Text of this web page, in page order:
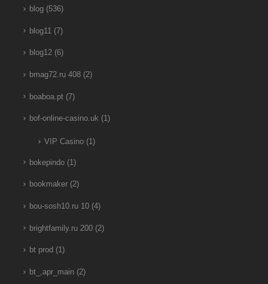
blog(536)
blog11 (7)
blog12(6)
bmag72.ru 408(2)
boaboa.pt(7)
bof-online-casino.uk (1)
VIP Casino(1)
bokepindo(1)
bookmaker(2)
bou-sosh10.ru 10(4)
brightfamily.ru 200(2)
bt prod (1)
bt_,apr_main(2)